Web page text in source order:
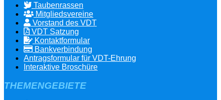
Taubenrassen
Mitgliedsvereine
Vorstand des VDT
VDT Satzung
Kontaktformular
Bankverbindung
Antragsformular für VDT-Ehrung
Interaktive Broschüre
THEMENGEBIETE